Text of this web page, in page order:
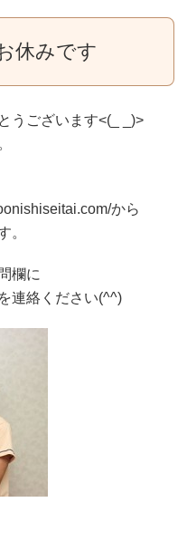
休みです
うございます<(_ _)>
から
。
欄に
連絡ください(^^)